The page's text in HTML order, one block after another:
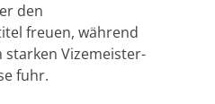
den
freuen, während
Vizemeister-
fuhr.